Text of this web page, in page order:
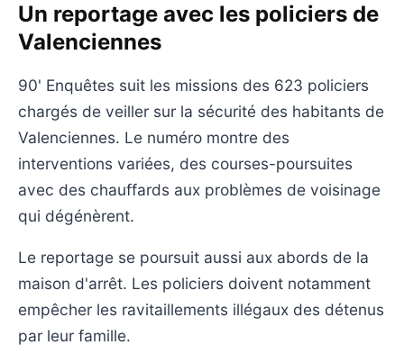
Un reportage avec les policiers de
Valenciennes
90' Enquêtes suit les missions des 623 policiers
chargés de veiller sur la sécurité des habitants de
Valenciennes. Le numéro montre des
interventions variées, des courses-poursuites
avec des chauffards aux problèmes de voisinage
qui dégénèrent.
Le reportage se poursuit aussi aux abords de la
maison d'arrêt. Les policiers doivent notamment
empêcher les ravitaillements illégaux des détenus
par leur famille.